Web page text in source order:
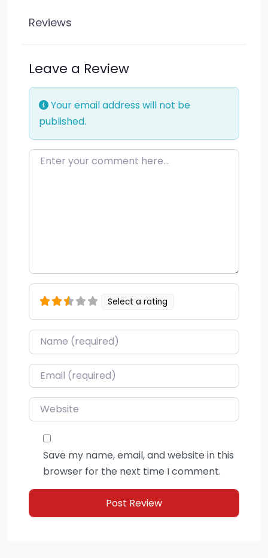
Reviews
Leave a Review
Your email address will not be
published.
Enter your comment here…
Select a rating
Name*
Email*
Website
Save my name, email, and website in this
browser for the next time I comment.